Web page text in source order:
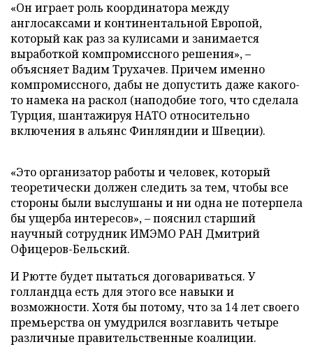
«Он играет роль координатора между
англосаксами и континентальной Европой,
который как раз за кулисами и занимается
выработкой компромиссного решения», –
объясняет Вадим Трухачев. Причем именно
компромиссного, дабы не допустить даже какого-
то намека на раскол (наподобие того, что сделала
Турция, шантажируя НАТО относительно
включения в альянс Финляндии и Швеции).
«Это организатор работы и человек, который
теоретически должен следить за тем, чтобы все
стороны были выслушаны и ни одна не потерпела
бы ущерба интересов», – пояснил старший
научный сотрудник ИМЭМО РАН Дмитрий
Офицеров-Бельский.
И Рютте будет пытаться договариваться. У
голландца есть для этого все навыки и
возможности. Хотя бы потому, что за 14 лет своего
премьерства он умудрился возглавить четыре
различные правительственные коалиции.